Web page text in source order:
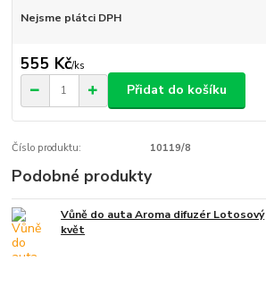
Nejsme plátci DPH
555 Kč/ks
Přidat do košíku
Číslo produktu: 10119/8
Podobné produkty
Vůně do auta Aroma difuzér Lotosový
květ